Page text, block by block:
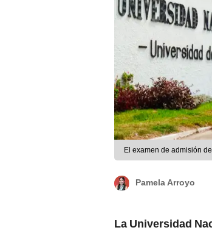
El examen de admisión
Pamela Arroyo
La Universidad